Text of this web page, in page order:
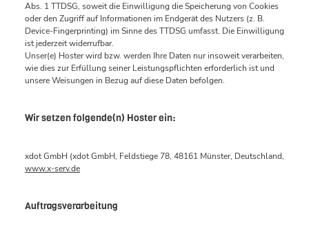
Abs. 1 TTDSG, soweit die Einwilligung die Speicherung von Cookies
oder den Zugriff auf Informationen im Endgerät des Nutzers (z. B.
Device-Fingerprinting) im Sinne des TTDSG umfasst. Die Einwilligung
ist jederzeit widerrufbar.
Unser(e) Hoster wird bzw. werden Ihre Daten nur insoweit verarbeiten,
wie dies zur Erfüllung seiner Leistungspflichten erforderlich ist und
unsere Weisungen in Bezug auf diese Daten befolgen.
Wir setzen folgende(n) Hoster ein:
xdot GmbH (xdot GmbH, Feldstiege 78, 48161 Münster, Deutschland,
www.x-serv.de
Auftragsverarbeitung